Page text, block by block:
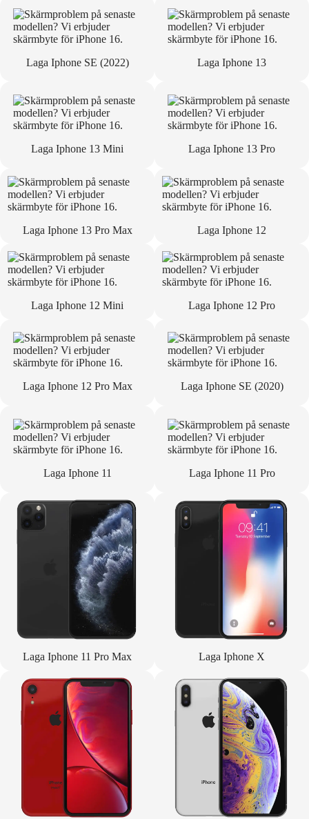
Laga Iphone SE (2022) Laga Iphone 13
Laga Iphone 13 Mini Laga Iphone 13 Pro
Laga Iphone 13 Pro Max Laga Iphone 12
Laga Iphone 12 Mini Laga Iphone 12 Pro
Laga Iphone 12 Pro Max Laga Iphone SE (2020)
Laga Iphone 11 Laga Iphone 11 Pro
Laga Iphone 11 Pro Max Laga Iphone X